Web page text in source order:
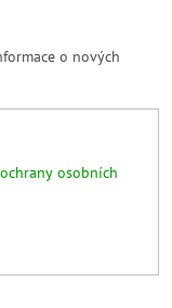
o nových
osobních